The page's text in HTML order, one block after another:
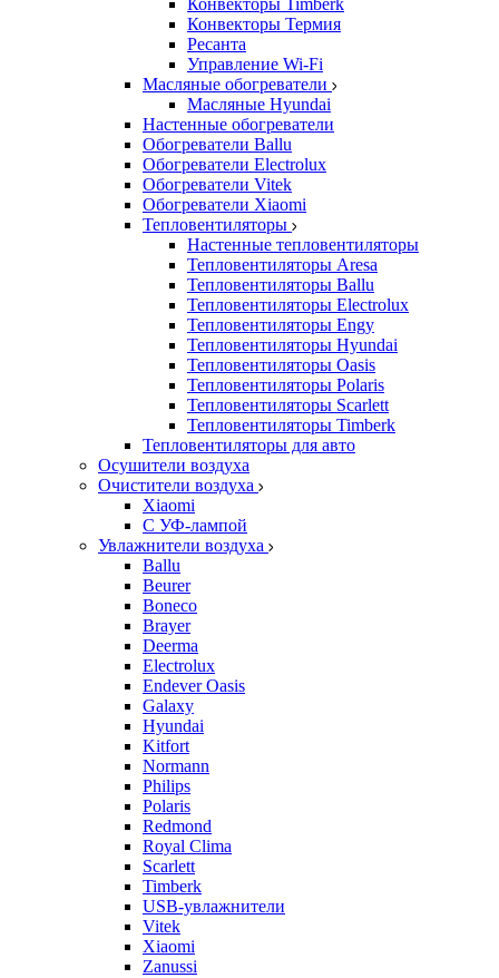
Конвекторы Timberk
Конвекторы Термия
Ресанта
Управление Wi-Fi
Масляные обогреватели
Масляные Hyundai
Настенные обогреватели
Обогреватели Ballu
Обогреватели Electrolux
Обогреватели Vitek
Обогреватели Xiaomi
Тепловентиляторы
Настенные тепловентиляторы
Тепловентиляторы Aresa
Тепловентиляторы Ballu
Тепловентиляторы Electrolux
Тепловентиляторы Engy
Тепловентиляторы Hyundai
Тепловентиляторы Oasis
Тепловентиляторы Polaris
Тепловентиляторы Scarlett
Тепловентиляторы Timberk
Тепловентиляторы для авто
Осушители воздуха
Очистители воздуха
Xiaomi
С УФ-лампой
Увлажнители воздуха
Ballu
Beurer
Boneco
Brayer
Deerma
Electrolux
Endever Oasis
Galaxy
Hyundai
Kitfort
Normann
Philips
Polaris
Redmond
Royal Clima
Scarlett
Timberk
USB-увлажнители
Vitek
Xiaomi
Zanussi